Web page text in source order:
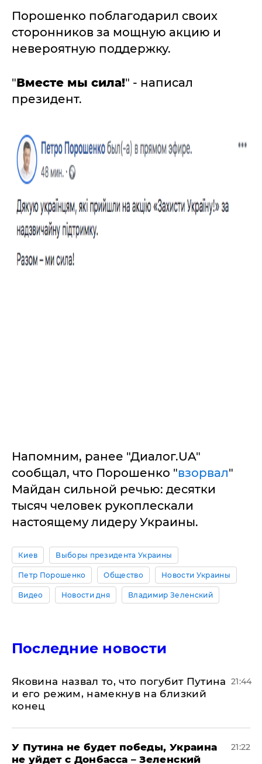
Порошенко поблагодарил своих
сторонников за мощную акцию и
невероятную поддержку.
"Вместе мы сила!" - написал
президент.
Напомним, ранее "Диалог.UA"
сообщал, что Порошенко "взорвал"
Майдан сильной речью: десятки
тысяч человек рукоплескали
настоящему лидеру Украины.
Киев Выборы президента Украины
Петр Порошенко Общество Новости Украины
Видео Новости дня Владимир Зеленский
Последние новости
Яковина назвал то, что погубит Путина
и его режим, намекнув на близкий
конец
21:44
У Путина не будет победы, Украина
не уйдет с Донбасса – Зеленский
21:22